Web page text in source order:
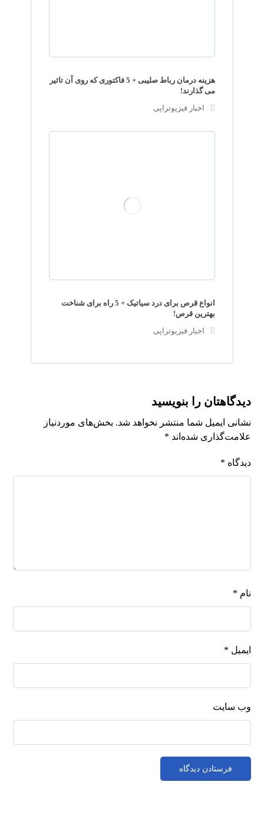
هزینه درمان رباط صلیبی + 5 فاکتوری که روی آن تاثیر
می گذارند!
اخبار فیزیوتراپی
انواع قرص برای درد سیاتیک + 5 راه برای شناخت
بهترین قرص!
اخبار فیزیوتراپی
دیدگاهتان را بنویسید
نشانی ایمیل شما منتشر نخواهد شد. بخش‌های موردنیاز
علامت‌گذاری شده‌اند *
دیدگاه *
نام *
ایمیل *
وب‌ سایت